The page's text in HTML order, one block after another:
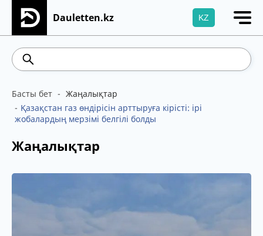
Dauletten.kz KZ
Сіздің өтінішіңіз сәтті жіберілді, Рақмет!
Басты бет
Жаңалықтар
Қазақстан газ өндірісін арттыруға кірісті: ірі
жобалардың мерзімі белгілі болды
Жаңалықтар